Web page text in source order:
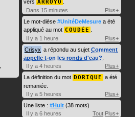
vers ARROYO
Dans 15 minutes
Plus+
Le mot-dièse #UnitéDeMesure a été
appliqué au mot COUDÉE
Il y a 1 heure
Plus+
Crisyx a répondu au sujet Comment
appelle t-on les ronds d'eau?
Il y a 4 heures
Plus+
La définition du mot DORIQUE a été
remaniée.
Il y a 5 heures
Plus+
Une liste : #Huit (38 mots)
Il y a 6 heures
Tout Plus+